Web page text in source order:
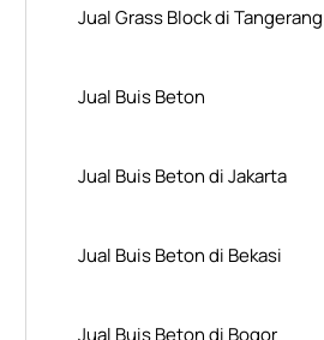
Jual Grass Block di Tangerang
Jual Buis Beton
Jual Buis Beton di Jakarta
Jual Buis Beton di Bekasi
Jual Buis Beton di Bogor